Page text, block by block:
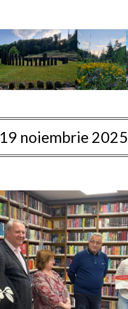
19 noiembrie 2025